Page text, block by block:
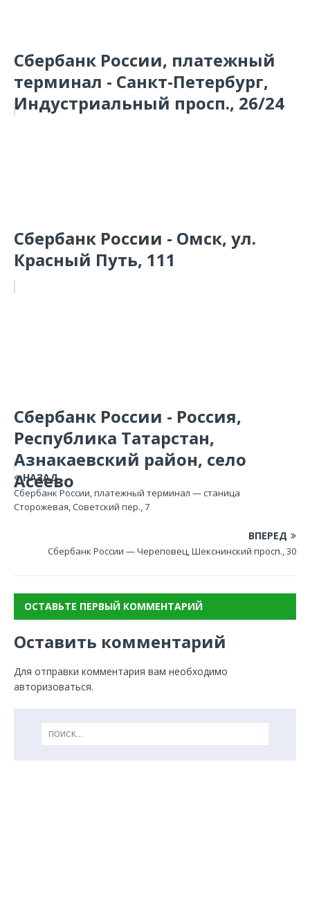
Сбербанк России, платежный
терминал - Санкт-Петербург,
Индустриальный просп., 26/24
Сбербанк России - Омск, ул.
Красный Путь, 111
Сбербанк России - Россия,
Республика Татарстан,
Азнакаевский район, село
Асеево
НАЗАД
Сбербанк России, платежный терминал — станица
Сторожевая, Советский пер., 7
ВПЕРЕД
Сбербанк России — Череповец, Шекснинский просп., 30
ОСТАВЬТЕ ПЕРВЫЙ КОММЕНТАРИЙ
Оставить комментарий
Для отправки комментария вам необходимо
авторизоваться.